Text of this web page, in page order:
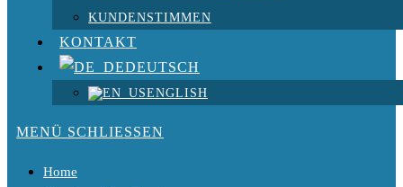
KUNDENSTIMMEN
KONTAKT
DEUTSCH
ENGLISH
MENÜ SCHLIESSEN
Home